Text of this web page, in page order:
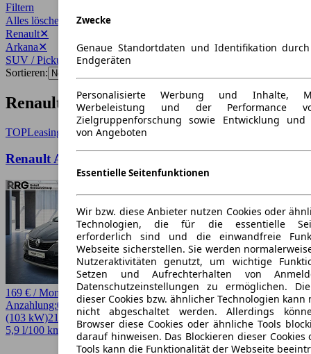
Filtern
Alles löschen
Renault✕
Arkana✕
SUV / Pickup
Sortieren:
Renault Arkana SUV / Pickup Angebote
TOPLeasing
Renault Arkana 1.3 TCE 140 EQUILIBRE
169 € / Monat
Anzahlung:0,00 €Laufzeit:48 Monatekm/Jahr:10.000Benzin140 PS
(103 kW)21.590 kmEZ 12/2023Automatik SUV / Pickup4 Türen
5,9 l/100 km (komb.)* · 133 g/km CO2* · CO2-Klasse D
Zwecke
Genaue Standortdaten und Identifikation
Endgeräten
Personalisierte Werbung und Inhalte,
Werbeleistung und der Performance
Zielgruppenforschung sowie Entwicklung und
von Angeboten
Essentielle Seitenfunktionen
Wir bzw. diese Anbieter nutzen Cookies oder
Technologien, die für die essentielle
erforderlich sind und die einwandfreie
Webseite sicherstellen. Sie werden
Nutzeraktivitäten genutzt, um wichtige
Setzen und Aufrechterhalten von
Datenschutzeinstellungen zu ermöglichen.
dieser Cookies bzw. ähnlicher Technologien kann
nicht abgeschaltet werden. Allerdings
Browser diese Cookies oder ähnliche Tools
darauf hinweisen. Das Blockieren dieser
Tools kann die Funktionalität der Webseite